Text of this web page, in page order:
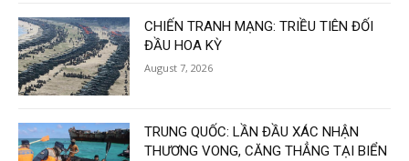
CHIẾN TRANH MẠNG: TRIỀU TIÊN ĐỐI
ĐẦU HOA KỲ
August 7, 2026
TRUNG QUỐC: LẦN ĐẦU XÁC NHẬN
THƯƠNG VONG, CĂNG THẲNG TẠI BIỂN